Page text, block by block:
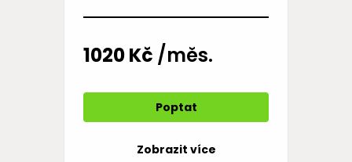
1020 Kč /měs.
Poptat
Zobrazit více